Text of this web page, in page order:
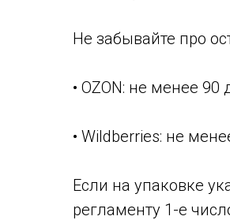
Не забывайте про
• OZON: не менее 90
• Wildberries: не
Если на упаковке
регламенту 1-е